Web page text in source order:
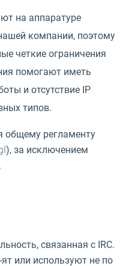
на аппаратуре
компании, поэтому
четкие ограничения
помогают иметь
и отсутствие IP
типов.
общему регламенту
), за исключением
связанная с IRC.
или используют не по